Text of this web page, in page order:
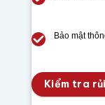
Bảo mật
Kiểm tra